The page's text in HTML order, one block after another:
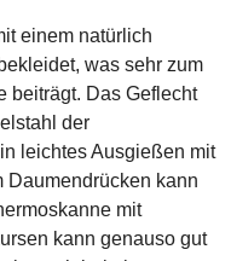
einem natürlich
was sehr zum
beiträgt. Das Geflecht
der
leichtes Ausgießen mit
Daumendrücken kann
mit
kann genauso gut